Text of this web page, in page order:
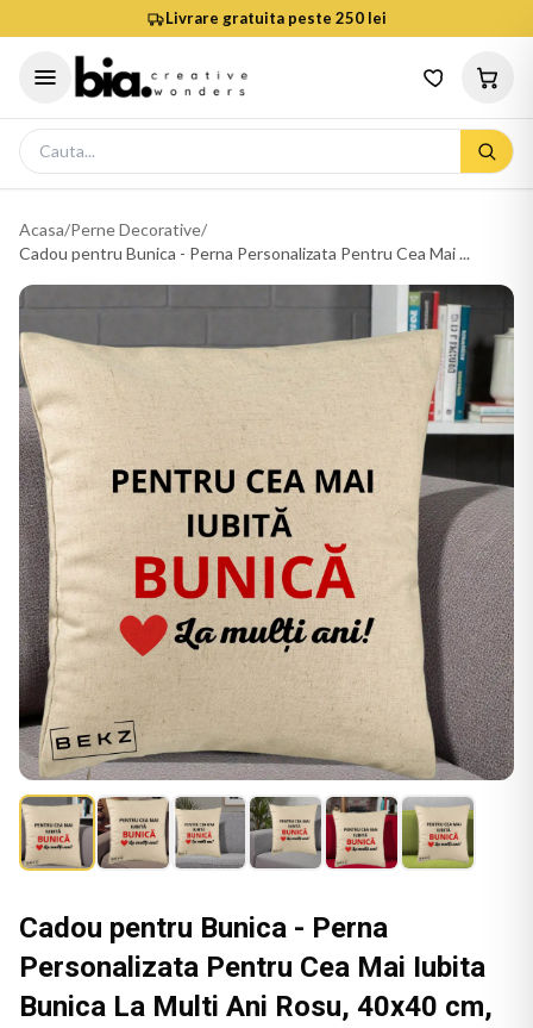
Livrare gratuita peste 250 lei
Acasa/Perne Decorative/
Cadou pentru Bunica - Perna Personalizata Pentru Cea Mai ...
Cadou pentru Bunica - Perna
Personalizata Pentru Cea Mai Iubita
Bunica La Multi Ani Rosu, 40x40 cm,